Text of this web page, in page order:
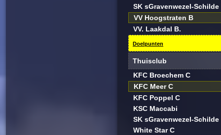
SK sGravenwezel-Schilde
VV Hoogstraten B
VV. Laakdal B.
Doelpunten
Thuisclub
KFC Broechem C
KFC Meer C
KFC Poppel C
KSC Maccabi
SK sGravenwezel-Schilde
White Star C